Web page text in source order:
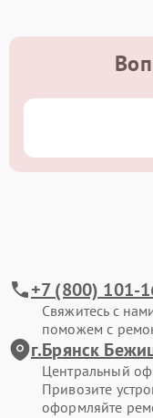
+7 (800) 101-
Свяжитесь с
поможем с
г.Брянск
Центральный
Привозите
оформляйте